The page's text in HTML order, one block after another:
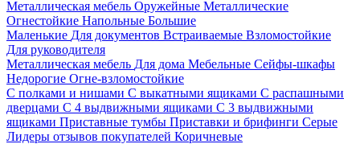
Металлическая мебель Оружейные Металлические
Огнестойкие Напольные Большие
Маленькие Для документов Встраиваемые Взломостойкие
Для руководителя
Металлическая мебель Для дома Мебельные Сейфы-шкафы
Недорогие Огне-взломостойкие
С полками и нишами С выкатными ящиками С распашными
дверцами С 4 выдвижными ящиками С 3 выдвижными
ящиками Приставные тумбы Приставки и брифинги Серые
Лидеры отзывов покупателей Коричневые